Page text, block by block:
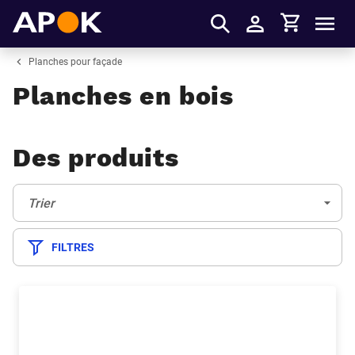
S'identifier
Panier
Planches pour façade
Planches en bois
Des produits
Trier:
Trier
FILTRES